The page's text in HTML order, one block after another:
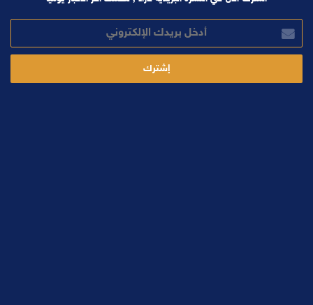
بريدك
الإلكتروني